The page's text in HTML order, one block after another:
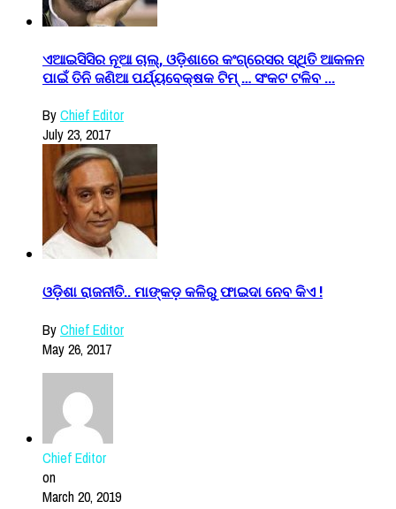
ଏଆଇସିସିର ନୂଆ ଚାଲ୍, ଓଡ଼ିଶାରେ କଂଗ୍ରେସର ସ୍ଥିତି ଆକଳନ
ପାଇଁ ତିନି ଜଣିଆ ପର୍ଯ୍ୟବେକ୍ଷକ ଟିମ୍ … ସଂକଟ ଟଳିବ ...
ByChief Editor
July 23, 2017
ଓଡ଼ିଶା ରାଜନୀତି.. ମାଙ୍କଡ଼ କଳିରୁ ଫାଇଦା ନେବ କିଏ !
ByChief Editor
May 26, 2017
Chief Editor
on
March 20, 2019